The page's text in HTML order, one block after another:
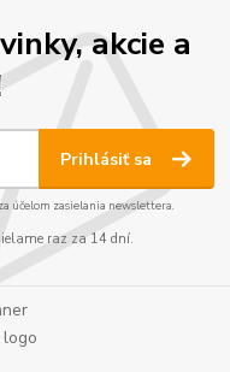
akcie a
Prihlásiť sa
za účelom zasielania newslettera.
raz za 14 dní.